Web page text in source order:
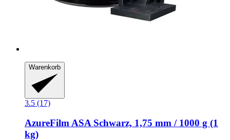
Warenkorb
3.5 (17)
AzureFilm ASA Schwarz, 1,75 mm / 1000 g (1
kg)